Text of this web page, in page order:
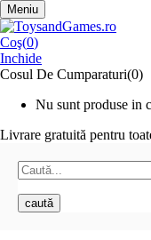
Meniu
Coş(0)
Inchide
Cosul De Cumparaturi(0)
Nu sunt produse in
Livrare gratuită pentru
caută